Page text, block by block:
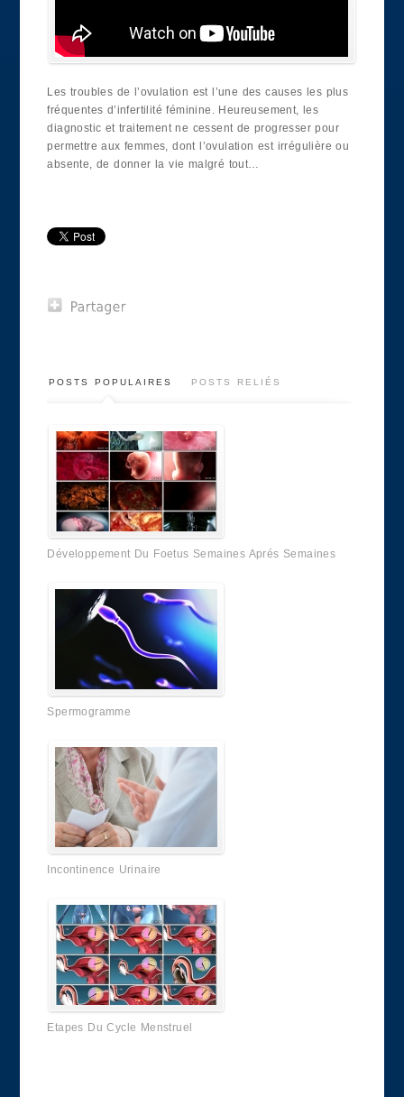
Les troubles de l’ovulation est l’une des causes les plus
fréquentes d’infertilité féminine. Heureusement, les
diagnostic et traitement ne cessent de progresser pour
permettre aux femmes, dont l’ovulation est irrégulière ou
absente, de donner la vie malgré tout…
POSTS POPULAIRES POSTS RELIÉS
Développement Du Foetus Semaines Aprés Semaines
Spermogramme
Incontinence Urinaire
Etapes Du Cycle Menstruel